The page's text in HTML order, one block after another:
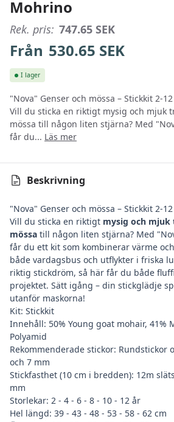
Mohrino
Rek. pris: 747.65SEK
Från 530.65 SEK
I lager
"Nova" Genser och mössa – Stickkit 2-
Vill du sticka en riktigt mysig och mjuk
mössa till någon liten stjärna? Med
får du... Läs mer
Beskrivning
"Nova" Genser och mössa – Stickkit 2-
Vill du sticka en riktigt mysig och
mössa till någon liten stjärna? Med
får du ett kit som kombinerar värme
både vardagsbus och utflykter i friska
riktig stickdröm, så här får du både
projektet. Sätt igång – din stickglädje
utanför maskorna!
Kit: Stickkit
Innehåll: 50% Young goat mohair, 41%
Polyamid
Rekommenderade stickor: Rundstickor
och 7 mm
Stickfasthet (10 cm i bredden): 12m
mm
Storlekar: 2 - 4 - 6 - 8 - 10 - 12 år
Hel längd: 39 - 43 - 48 - 53 - 58 - 62 cm